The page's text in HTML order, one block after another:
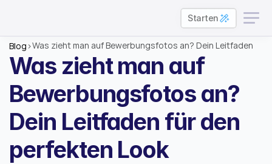
Starten
Blog >Was zieht man auf Bewerbungsfotos an? Dein Leitfaden
für den perfekten Look
Was zieht man auf
Bewerbungsfotos an?
Dein Leitfaden für den
perfekten Look